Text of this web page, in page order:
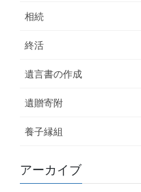
相続
終活
遺言書の作成
遺贈寄附
養子縁組
アーカイブ